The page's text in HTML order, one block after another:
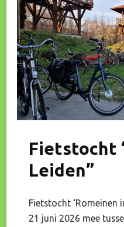
Fietstocht
Leiden”
Fietstocht ‘Romeinen
21 juni 2026 mee